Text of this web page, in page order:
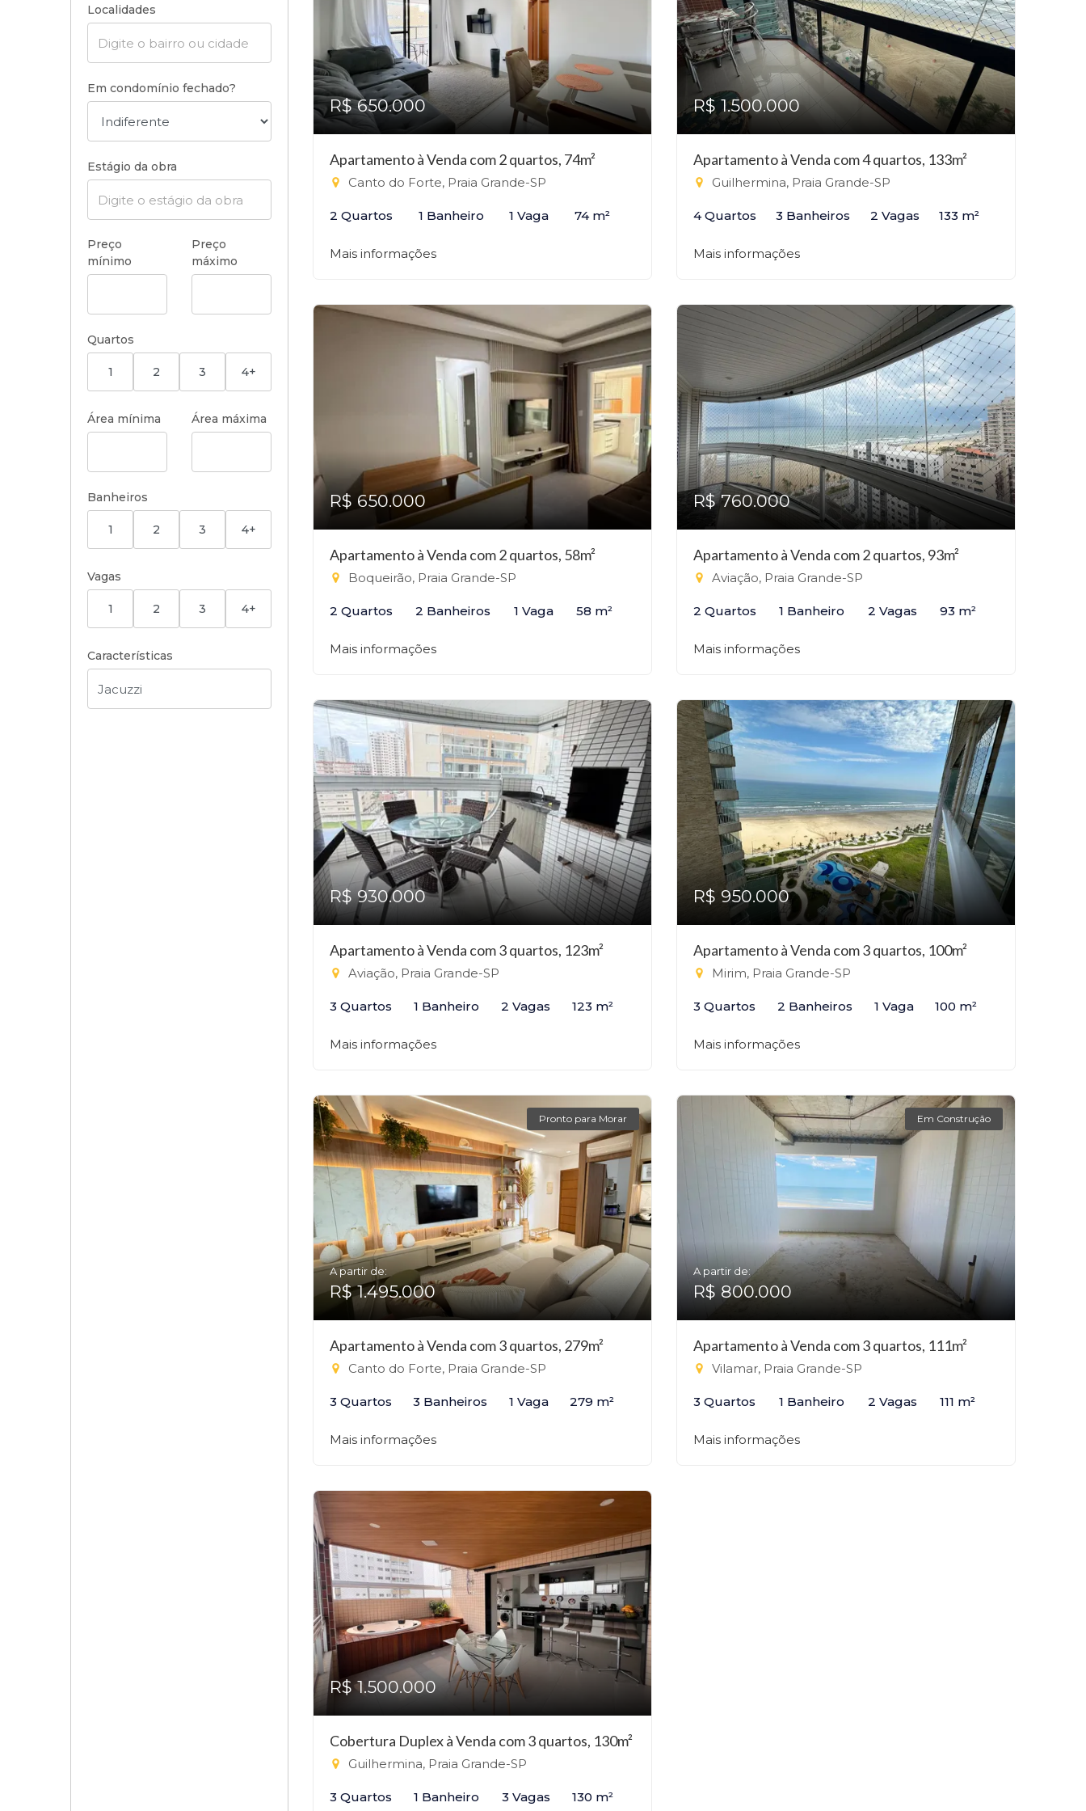
Localidades
Em condomínio fechado?
Estágio da obra
Preço
mínimo
Preço
máximo
Quartos
1 2 3 4+
Área mínima Área máxima
Banheiros
1 2 3 4+
Vagas
1 2 3 4+
Características
R$ 650.000
Apartamento à Venda com 2 quartos, 74m²
Canto do Forte, Praia Grande-SP
2 Quartos 1 Banheiro 1 Vaga 74 m²
Mais informações
R$ 1.500.000
Apartamento à Venda com 4 quartos, 133m²
Guilhermina, Praia Grande-SP
4 Quartos 3 Banheiros 2 Vagas 133 m²
Mais informações
R$ 650.000
Apartamento à Venda com 2 quartos, 58m²
Boqueirão, Praia Grande-SP
2 Quartos 2 Banheiros 1 Vaga 58 m²
Mais informações
R$ 760.000
Apartamento à Venda com 2 quartos, 93m²
Aviação, Praia Grande-SP
2 Quartos 1 Banheiro 2 Vagas 93 m²
Mais informações
R$ 930.000
Apartamento à Venda com 3 quartos, 123m²
Aviação, Praia Grande-SP
3 Quartos 1 Banheiro 2 Vagas 123 m²
Mais informações
R$ 950.000
Apartamento à Venda com 3 quartos, 100m²
Mirim, Praia Grande-SP
3 Quartos 2 Banheiros 1 Vaga 100 m²
Mais informações
Pronto para Morar
A partir de:
R$ 1.495.000
Apartamento à Venda com 3 quartos, 279m²
Canto do Forte, Praia Grande-SP
3 Quartos 3 Banheiros 1 Vaga 279 m²
Mais informações
Em Construção
A partir de:
R$ 800.000
Apartamento à Venda com 3 quartos, 111m²
Vilamar, Praia Grande-SP
3 Quartos 1 Banheiro 2 Vagas 111 m²
Mais informações
R$ 1.500.000
Cobertura Duplex à Venda com 3 quartos, 130m²
Guilhermina, Praia Grande-SP
3 Quartos 1 Banheiro 3 Vagas 130 m²